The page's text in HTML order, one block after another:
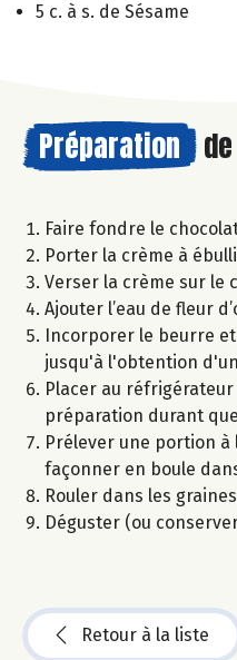
5 c. à s. de Sésame
Préparation
Faire fondre le
Porter la crème à
Verser la crème sur le
Ajouter l’eau de fleur
Incorporer le beurre
jusqu'à l'obtention
Placer au
préparation durant
Prélever une portion à
façonner en boule
Rouler dans les
Déguster (ou
Retour à la liste